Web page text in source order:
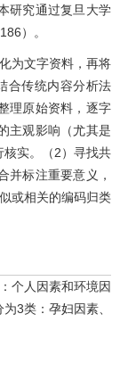
研究通过复旦大学
）。
为文字资料，再将
合传统内容分析法
理原始资料，逐字
主观影响（尤其是
实。（2）寻找共
并标注重要意义，
或相关的编码归类
个人因素和环境因
3类：孕妇因素、